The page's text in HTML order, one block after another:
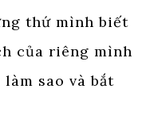
thứ mình biết
của riêng mình
sao và bắt